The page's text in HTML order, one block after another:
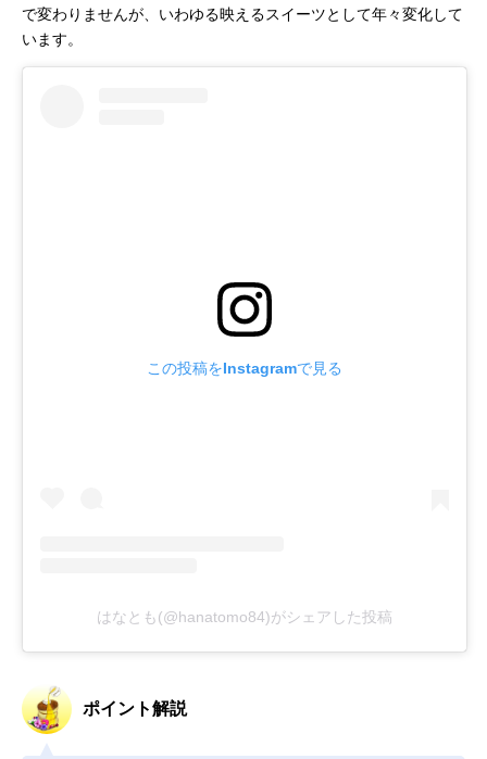
で変わりませんが、いわゆる映えるスイーツとして年々変化して
います。
この投稿をInstagramで見る
はなとも(@hanatomo84)がシェアした投稿
ポイント解説